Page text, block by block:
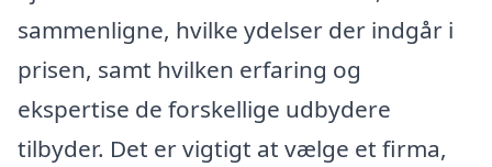
sammenligne, hvilke ydelser der indgår i
prisen, samt hvilken erfaring og
ekspertise de forskellige udbydere
tilbyder. Det er vigtigt at vælge et firma,